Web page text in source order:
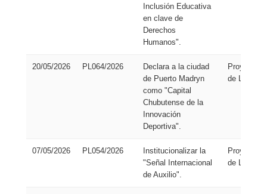
Inclusión Educativa
en clave de
Derechos
Humanos".
20/05/2026 PL064/2026
Declara a la ciudad
de Puerto Madryn
como "Capital
Chubutense de la
Innovación
Deportiva".
Proyecto
de Ley
07/05/2026 PL054/2026
Institucionalizar la
"Señal Internacional
de Auxilio".
Proyecto
de Ley